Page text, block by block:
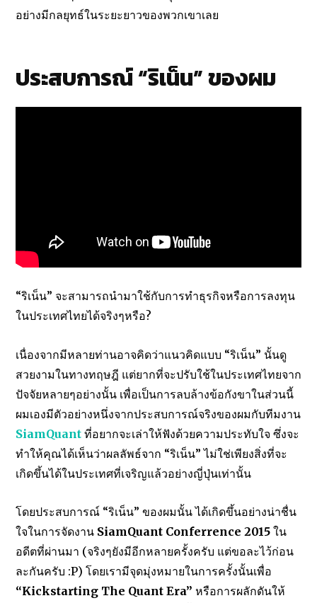
อย่างมีกลยุทธ์ในระยะยาวของพวกเขาเลย
ประสบการณ์ “ริเน็น” ของผม
“ริเน็น” จะสามารถนำมาใช้กับการทำธุรกิจหรือการลงทุน
ในประเทศไทยได้จริงๆหรือ?
เนื่องจากมีหลายท่านอาจคิดว่าแนวคิดแบบ “ริเน็น” นั้นดู
สวยงามในทางทฤษฎี แต่ยากที่จะปรับใช้ในประเทศไทยจาก
ปัจจัยหลายๆอย่างนั้น เพื่อเป็นการลบล้างข้อกังขาในส่วนนี้
ผมเองมีตัวอย่างหนึ่งจากประสบการณ์จริงของผมกับทีมงาน
SiamQuant ที่อยากจะเล่าให้ฟังด้วยความประทับใจ ซึ่งจะ
ทำให้คุณได้เห็นว่าผลลัพธ์จาก “ริเน็น” ไม่ใช่เพียงสิ่งที่จะ
เกิดขึ้นได้ในประเทศที่เจริญแล้วอย่างญี่ปุ่นเท่านั้น
โดยประสบการณ์ “ริเน็น” ของผมนั้น ได้เกิดขึ้นอย่างน่าชื่น
ใจในการจัดงาน SiamQuant Conferrence 2015 ใน
อดีตที่ผ่านมา (จริงๆยังมีอีกหลายครั้งครับ แต่ขอละไว้ก่อน
ละกันครับ :P) โดยเรามีจุดมุ่งหมายในการครั้งนั้นเพื่อ
“Kickstarting The Quant Era” หรือการผลักดันให้